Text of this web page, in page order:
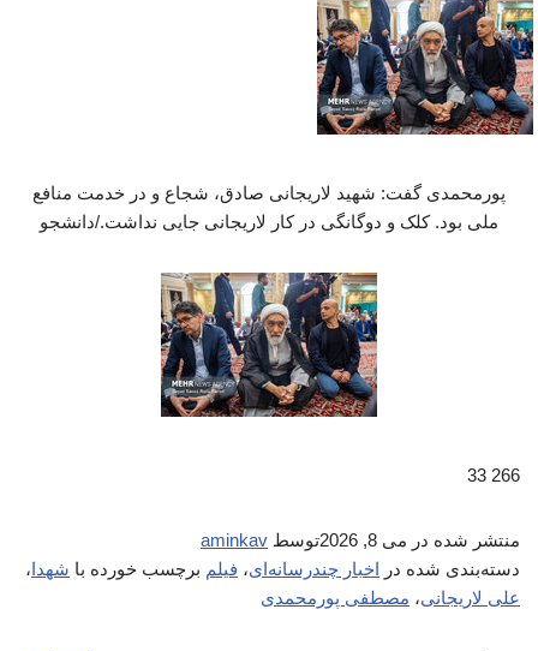
پورمحمدی گفت: شهید لاریجانی صادق، شجاع و در خدمت منافع
ملی بود. کلک و دوگانگی در کار لاریجانی جایی نداشت./دانشجو
266 33
منتشر شده در می 8, 2026 توسط aminkav
دسته‌بندی شده در اخبار چندرسانه‌ای، فیلم برچسب خورده با شهدا،
علی لاریجانی، مصطفی پورمحمدی